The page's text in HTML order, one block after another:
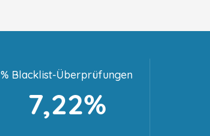
% Blacklist-Überprüfungen
7,22%